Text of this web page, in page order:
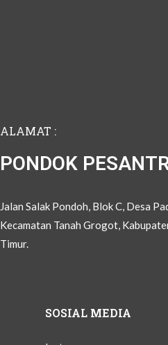
ALAMAT :
PONDOK
Jalan Salak Pondoh, Blok C, Desa
Kecamatan Tanah Grogot,
Timur.
SOSIAL MEDIA